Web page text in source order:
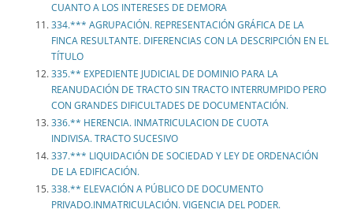
CUANTO A LOS INTERESES DE DEMORA
334.*** AGRUPACIÓN. REPRESENTACIÓN GRÁFICA DE LA
FINCA RESULTANTE. DIFERENCIAS CON LA DESCRIPCIÓN EN EL
TÍTULO
335.** EXPEDIENTE JUDICIAL DE DOMINIO PARA LA
REANUDACIÓN DE TRACTO SIN TRACTO INTERRUMPIDO PERO
CON GRANDES DIFICULTADES DE DOCUMENTACIÓN.
336.** HERENCIA. INMATRICULACION DE CUOTA
INDIVISA. TRACTO SUCESIVO
337.*** LIQUIDACIÓN DE SOCIEDAD Y LEY DE ORDENACIÓN
DE LA EDIFICACIÓN.
338.** ELEVACIÓN A PÚBLICO DE DOCUMENTO
PRIVADO.INMATRICULACIÓN. VIGENCIA DEL PODER.